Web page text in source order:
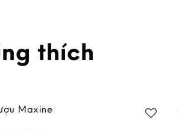
thích
Maxine